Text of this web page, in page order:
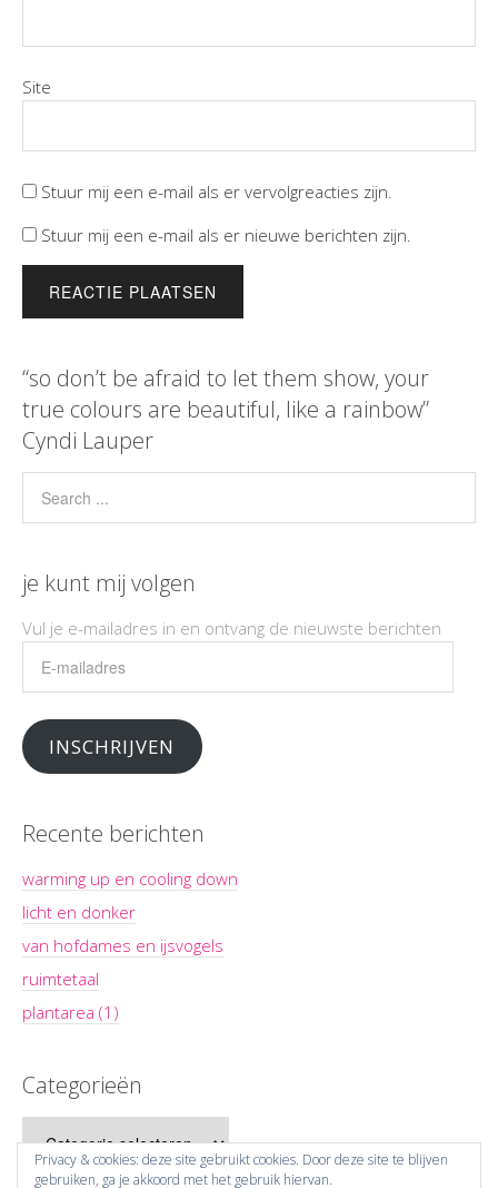
Site
Stuur mij een e-mail als er vervolgreacties zijn.
Stuur mij een e-mail als er nieuwe berichten zijn.
“so don’t be afraid to let them show, your
true colours are beautiful, like a rainbow”
Cyndi Lauper
je kunt mij volgen
Vul je e-mailadres in en ontvang de nieuwste berichten
mailadres
INSCHRIJVEN
Recente berichten
warming up en cooling down
licht en donker
van hofdames en ijsvogels
ruimtetaal
plantarea (1)
Categorieën
Privacy & cookies: deze site gebruikt cookies. Door deze site te blijven
gebruiken, ga je akkoord met het gebruik hiervan.